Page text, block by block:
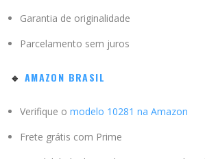
Garantia de originalidade
Parcelamento sem juros
🔹 AMAZON BRASIL
Verifique o modelo 10281 na Amazon
Frete grátis com Prime